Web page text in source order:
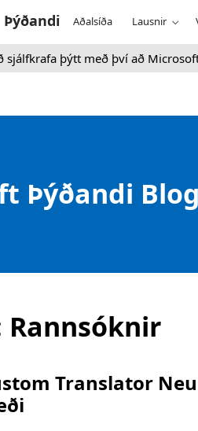
Þýðandi Aðalsíða Lausnir
sjálfkrafa þýtt með því að
Þýðandi
Rannsóknir
Translator